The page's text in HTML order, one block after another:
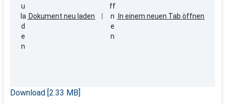
Dokument neu laden In einem neuen Tab öffnen
Download [2.33 MB]